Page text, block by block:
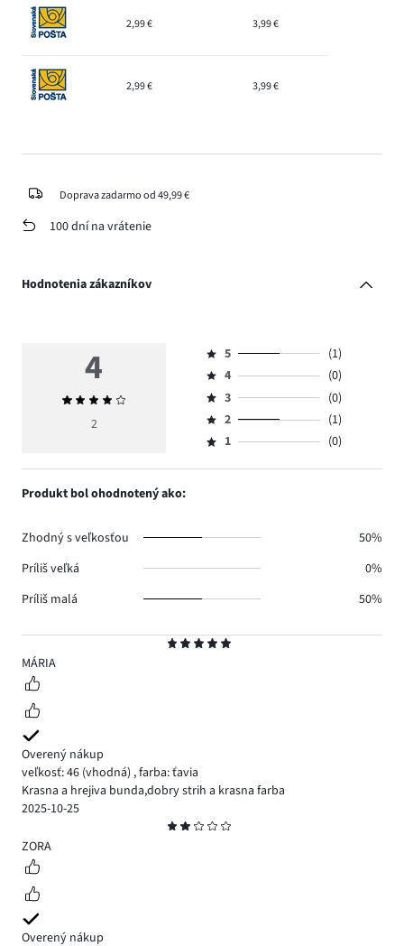
2,99 € 3,99 €
2,99 € 3,99 €
Doprava zadarmo od 49,99 €
100 dní na vrátenie
Hodnotenia zákazníkov
5
MÁRIA
Overený nákup
veľkosť: 46 (vhodná) ,farba: ťavia
Krasna a hrejiva bunda,dobry strih a krasna farba
2025-10-25
2
ZORA
Overený nákup
4
Priemerné
hodnotenie
2
Hodnotenie
5,
počet
hlasov
1.
5
(1)
Hodnotenie
4,
počet
hlasov
4
(0)
Hodnotenie
3,
počet
3
(0)
Hodnotenie
2,
2
(1)
Hodnotenie
1,
1 (0)
Produkt bol ohodnotený ako:
Zhodný s veľkosťou
50%
Príliš veľká
0%
Príliš malá
50%